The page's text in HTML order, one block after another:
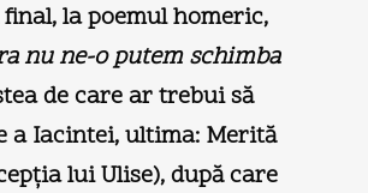
la poemul homeric,
nu ne-o putem schimba
de care ar trebui să
a Iacintei, ultima: Merită
lui Ulise), după care